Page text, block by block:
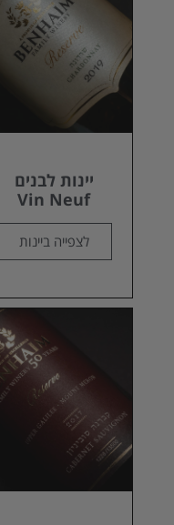
יינות לבנים
Vin Neuf
לצפייה ביינות